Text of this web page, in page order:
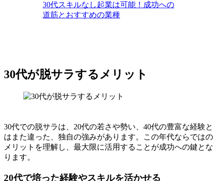
30代スキルなし起業は可能！成功への
道筋とおすすめの業種
30代が脱サラするメリット
30代での脱サラは、20代の若さや勢い、40代の豊富な経験と
はまた違った、独自の強みがあります。この年代ならではの
メリットを理解し、最大限に活用することが成功への鍵とな
ります。
20代で培った経験やスキルを活かせる